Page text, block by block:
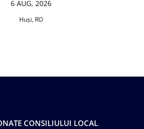
6 AUG, 2026
Huşi, RO
CONSILIULUI LOCAL